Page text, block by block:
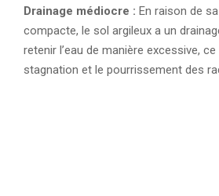
Drainage médiocre : En raison de
compacte, le sol argileux a un
retenir l’eau de manière excessive,
stagnation et le pourrissement des